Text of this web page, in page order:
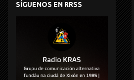
SÍGUENOS EN RRSS